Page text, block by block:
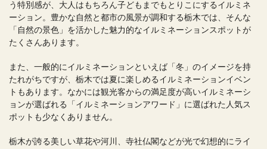
う特別感が、大人はもちろん子どもまでもとりこにするイルミネ
ーション。豊かな自然と都市の風景が調和する栃木では、そんな
「自然の景色」を活かした魅力的なイルミネーションスポットが
たくさんあります。
また、一般的にイルミネーションといえば「冬」のイメージを持
たれがちですが、栃木では夏に楽しめるイルミネーションイベン
トもあります。なかには観光客からの満足度が高いイルミネーシ
ョンが選ばれる「イルミネーションアワード」に選ばれた人気ス
ポットも少なくありません。
栃木が誇る美しい草花や河川、寺社仏閣などが光で幻想的にライ